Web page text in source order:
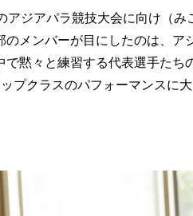
ジアパラ競技大会に向け（み
メンバーが目にしたのは、ア
黙々と練習する代表選手たちの
プクラスのパフォーマンスに